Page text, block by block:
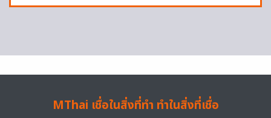
MThai เชื่อในสิ่งที่ทำ ทำในสิ่งที่เชื่อ